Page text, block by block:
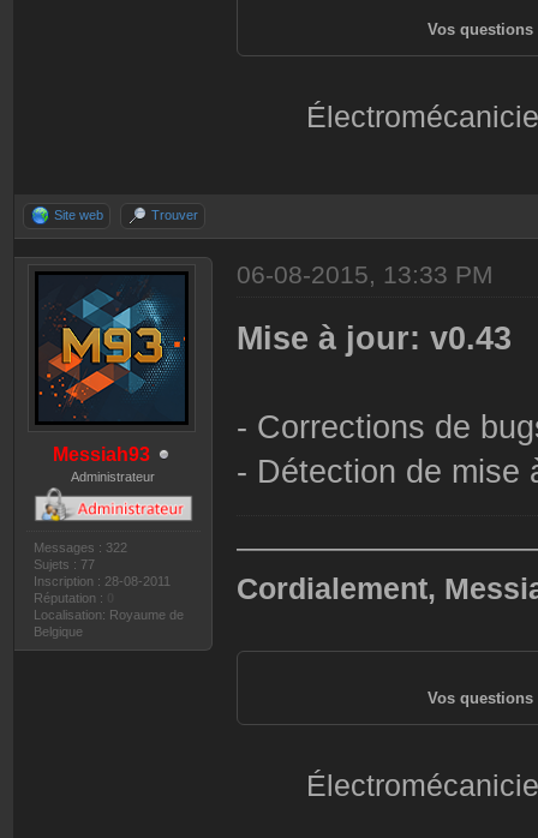
Vos questions
Site web Trouver
Messiah93
Administrateur
Messages : 322
Sujets : 77
Inscription : 28-08-2011
Réputation :
Localisation: Royaume de
Belgique
06-08-2015, 13:33 PM
Mise à jour: v0.43
- Corrections de
- Détection de mise
Cordialement,
Vos questions